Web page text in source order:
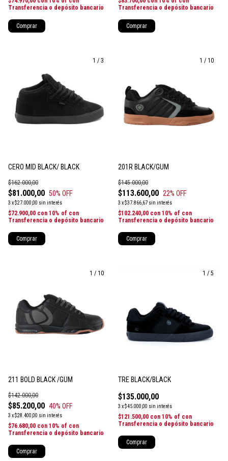
Transferencia o depósito bancario
Comprar
Transferencia o depósito bancario
Comprar
1 / 3
CERO MID BLACK/ BLACK
$81.000,00
$162.000,00
50% OFF
3 x$27.000,00 sin interés
$72.900,00 con 10% of con
Transferencia o depósito bancario
Comprar
1 / 10
201R BLACK/GUM
$113.600,00
$145.000,00
22% OFF
3 x$37.866,67 sin interés
$102.240,00 con 10% of con
Transferencia o depósito bancario
Comprar
1 / 10
211 BOLD BLACK /GUM
$85.200,00
$142.000,00
40% OFF
3 x$28.400,00 sin interés
$76.680,00 con 10% of con
Transferencia o depósito bancario
Comprar
1 / 5
TRE BLACK/BLACK
$135.000,00
3 x$45.000,00 sin interés
$121.500,00 con 10% of con
Transferencia o depósito bancario
Comprar